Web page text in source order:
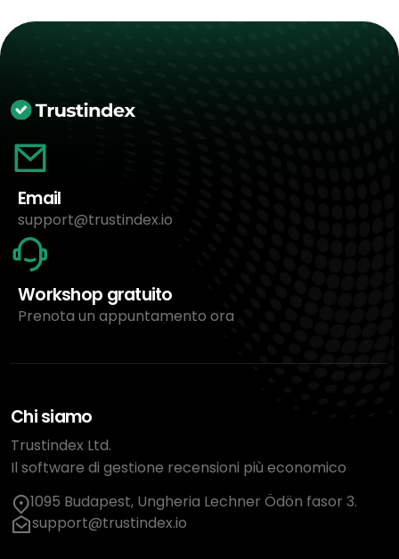
Email
support@trustindex.io
Workshop gratuito
Prenota un appuntamento ora
Chi siamo
Trustindex Ltd.
Il software di gestione recensioni più economico
1095 Budapest, Ungheria Lechner Ödön fasor 3.
support@trustindex.io